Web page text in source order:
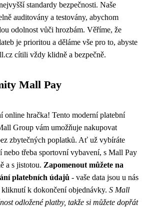
standardy bezpečnosti. Naše
auditovány a testovány, abychom
odolnost vůči hrozbám. Věříme, že
je prioritou a děláme vše pro to, abyste
cítili vždy klidně a bezpečně.
Mall Pay
online hračka! Tento moderní platební
Group vám umožňuje nakupovat
zbytečných poplatků. Ať už vybíráte
nebo třeba sportovní vybavení, s Mall Pay
a s jistotou. Zapomenout můžete na
platebních údajů - vaše data jsou u nás
kliknutí k dokončení objednávky. S Mall
odložené platby, takže si můžete dopřát